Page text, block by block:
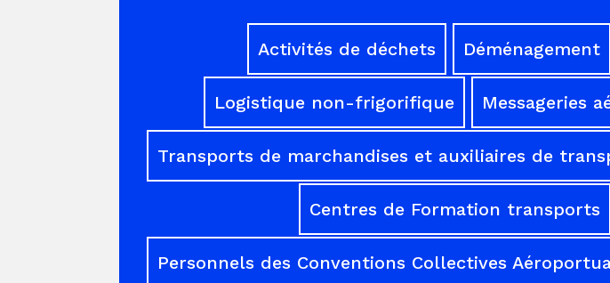
Activités de déchets Déménagement
Logistique non-frigorifique Messageries
Transports de marchandises et auxiliaires de
Centres de Formation transports
Personnels des Conventions Collectives